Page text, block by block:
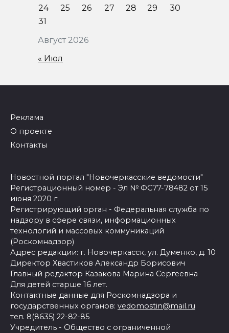
Август 2026
24
25 26 27 28 29
30
31
« Июл
Реклама
О проекте
Контакты
Новостной портал "Новочеркасские ведомости"
Регистрационный номер - Эл № ФС77-78482 от 15
июня 2020 г.
Регистрирующий орган - Федеральная служба по
надзору в сфере связи, информационных
технологий и массовых коммуникаций
(Роскомнадзор)
Адрес редакции: г. Новочеркасск, ул. Думенко, д. 10
Директор Хвастиков Александр Борисович
Главный редактор Казакова Марина Сергеевна
Для детей старше 16 лет.
Контактные данные для Роскомнадзора и
государственных органов: vedomostin@mail.ru
тел. 8(8635) 22-82-85
Учредитель - Общество с ограниченной